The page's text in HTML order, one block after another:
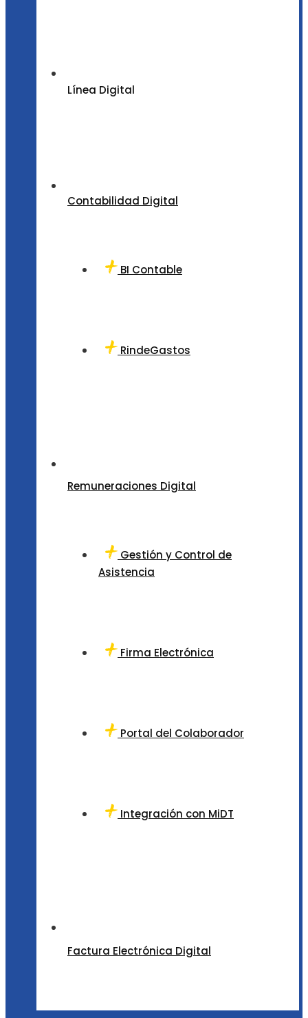
Línea Digital
Contabilidad Digital
BI Contable
RindeGastos
Remuneraciones Digital
Gestión y Control de
Asistencia
Firma Electrónica
Portal del Colaborador
Integración con MiDT
Factura Electrónica Digital